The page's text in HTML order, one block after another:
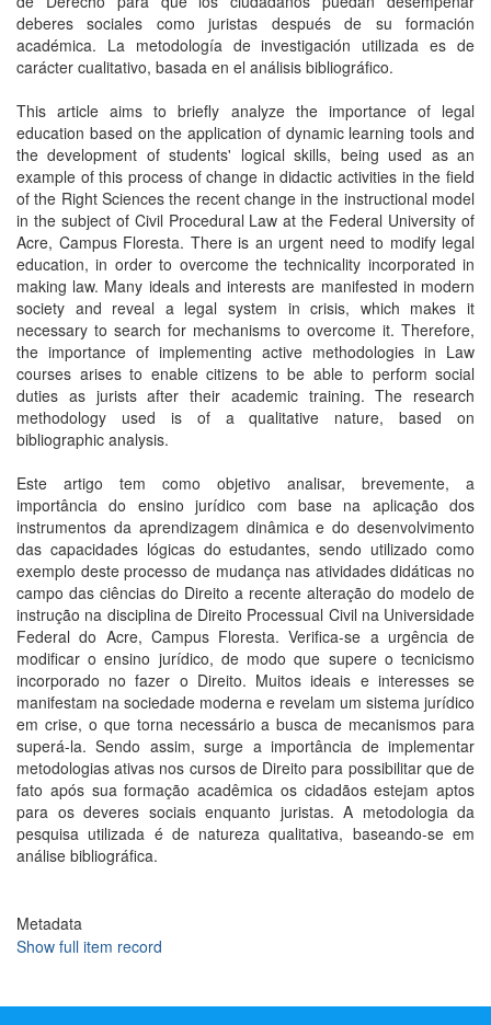
deberes sociales como juristas después de su formación
académica. La metodología de investigación utilizada es de
carácter cualitativo, basada en el análisis bibliográfico.
This article aims to briefly analyze the importance of legal
education based on the application of dynamic learning tools and
the development of students' logical skills, being used as an
example of this process of change in didactic activities in the field
of the Right Sciences the recent change in the instructional model
in the subject of Civil Procedural Law at the Federal University of
Acre, Campus Floresta. There is an urgent need to modify legal
education, in order to overcome the technicality incorporated in
making law. Many ideals and interests are manifested in modern
society and reveal a legal system in crisis, which makes it
necessary to search for mechanisms to overcome it. Therefore,
the importance of implementing active methodologies in Law
courses arises to enable citizens to be able to perform social
duties as jurists after their academic training. The research
methodology used is of a qualitative nature, based on
bibliographic analysis.
Este artigo tem como objetivo analisar, brevemente, a
importância do ensino jurídico com base na aplicação dos
instrumentos da aprendizagem dinâmica e do desenvolvimento
das capacidades lógicas do estudantes, sendo utilizado como
exemplo deste processo de mudança nas atividades didáticas no
campo das ciências do Direito a recente alteração do modelo de
instrução na disciplina de Direito Processual Civil na Universidade
Federal do Acre, Campus Floresta. Verifica-se a urgência de
modificar o ensino jurídico, de modo que supere o tecnicismo
incorporado no fazer o Direito. Muitos ideais e interesses se
manifestam na sociedade moderna e revelam um sistema jurídico
em crise, o que torna necessário a busca de mecanismos para
superá-la. Sendo assim, surge a importância de implementar
metodologias ativas nos cursos de Direito para possibilitar que de
fato após sua formação acadêmica os cidadãos estejam aptos
para os deveres sociais enquanto juristas. A metodologia da
pesquisa utilizada é de natureza qualitativa, baseando-se em
análise bibliográfica.
Metadata
Show full item record